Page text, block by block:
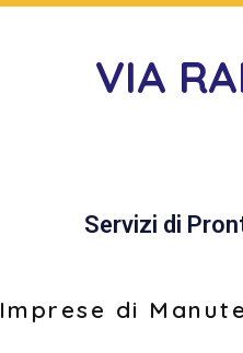
VIA
Servizi di
Imprese di